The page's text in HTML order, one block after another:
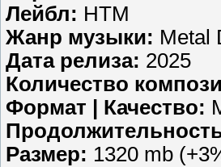
Лейбл: HTM
Жанр музыки: Metal
Дата релиза: 2025
Количество
Формат | Качество:
Размер: 1320 mb